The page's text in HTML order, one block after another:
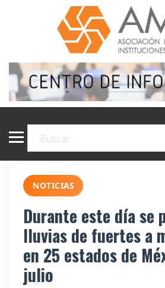
NOTICIAS
Durante este día se
lluvias de fuertes a
en 25 estados de
julio